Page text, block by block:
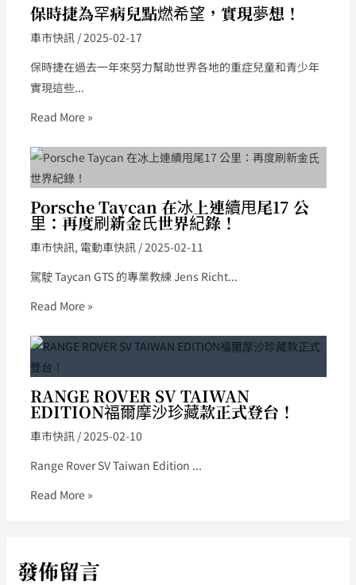
保時捷為罕病兒點燃希望，實現夢想！
車市快訊/ 2025-02-17
保時捷在過去一年來努力幫助世界各地的重症兒童和青少年
實現這些...
Read More »
Porsche Taycan 在冰上連續甩尾17 公
里：再度刷新金氏世界紀錄！
車市快訊, 電動車快訊/2025-02-11
駕駛 Taycan GTS 的專業教練 Jens Richt...
Read More »
RANGE ROVER SV TAIWAN
EDITION福爾摩沙珍藏款正式登台！
車市快訊/2025-02-10
Range Rover SV Taiwan Edition ...
Read More »
發佈留言